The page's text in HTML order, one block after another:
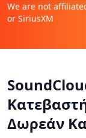
We are not
or SiriusXM
Δωρεάν